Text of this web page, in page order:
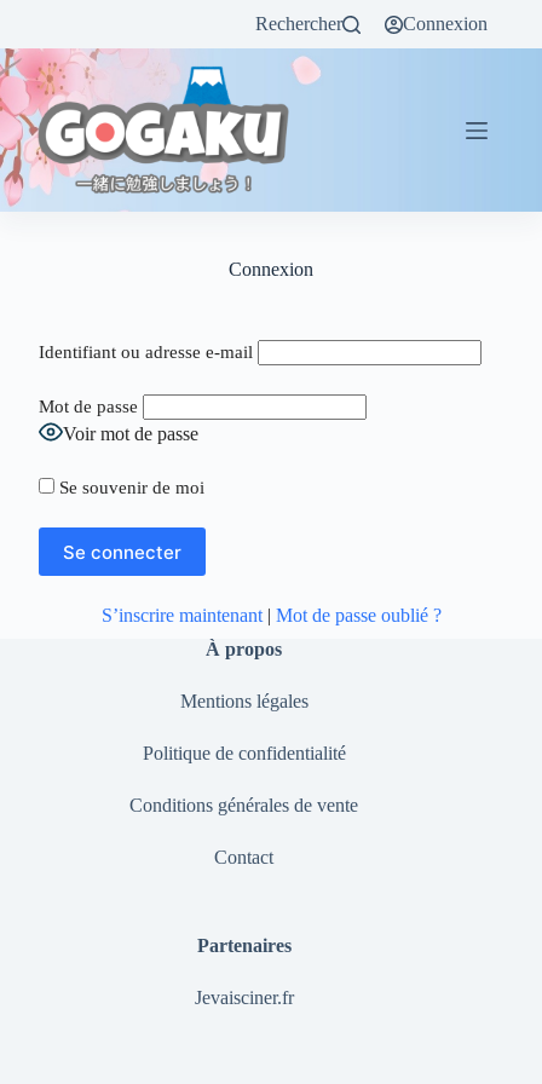
Rechercher Connexion
Connexion
Identifiant ou adresse e-mail
Mot de passe
Voir mot de passe
Se souvenir de moi
S’inscrire maintenant| Mot de passe oublié ?
À propos
Mentions légales
Politique de confidentialité
Conditions générales de vente
Contact
Partenaires
Jevaisciner.fr